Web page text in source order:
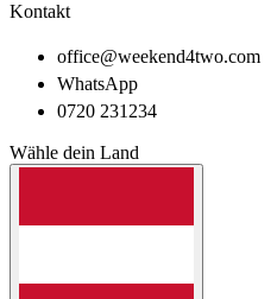
Kontakt
office@weekend4two.com
WhatsApp
0720 231234
Wähle dein Land